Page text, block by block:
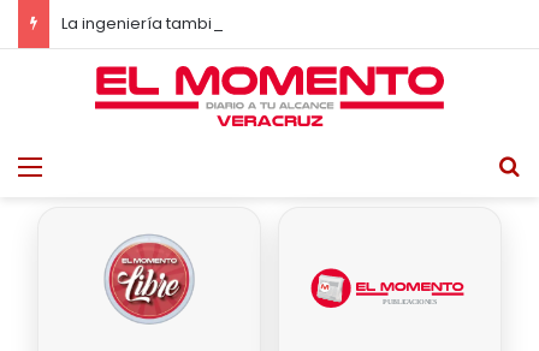
La ingeniería también necesita alma
Menu